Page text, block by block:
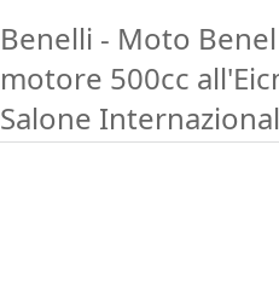
Benelli - Moto
motore 500cc
Salone